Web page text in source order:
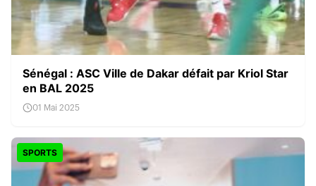
Sénégal : ASC Ville de Dakar défait par Kriol Star
en BAL 2025
01 Mai 2025
SPORTS